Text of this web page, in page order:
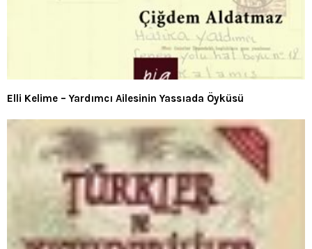
Elli Kelime – Yardımcı Ailesinin Yassıada Öyküsü